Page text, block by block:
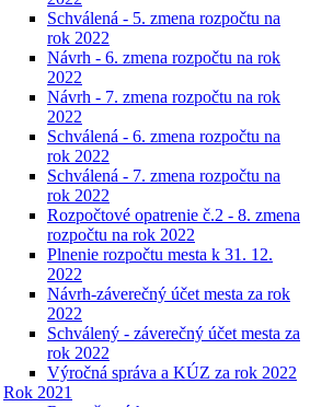
Schválená - 5. zmena rozpočtu na
rok 2022
Návrh - 6. zmena rozpočtu na rok
2022
Návrh - 7. zmena rozpočtu na rok
2022
Schválená - 6. zmena rozpočtu na
rok 2022
Schválená - 7. zmena rozpočtu na
rok 2022
Rozpočtové opatrenie č.2 - 8. zmena
rozpočtu na rok 2022
Plnenie rozpočtu mesta k 31. 12.
2022
Návrh-záverečný účet mesta za rok
2022
Schválený - záverečný účet mesta za
rok 2022
Výročná správa a KÚZ za rok 2022
Rok 2021